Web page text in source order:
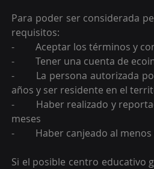
Para poder ser considerada
requisitos:
-	Aceptar los términos y
-	Tener una cuenta de
-	La persona autorizada por el centro educativo para recibir el premio debe ser mayor de 18
años y ser residente en el
-	Haber realizado y reportado al menos una entrega de residuos valorizables en los últimos 6
meses
-	Haber canjeado al
Si el posible centro educativo